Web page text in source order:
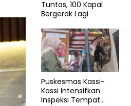
Tuntas, 100 Kapal
Bergerak Lagi
Puskesmas Kassi-
Kassi Intensifkan
Inspeksi Tempat